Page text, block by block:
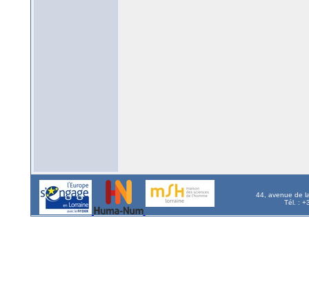
44, avenue de
Tél. :